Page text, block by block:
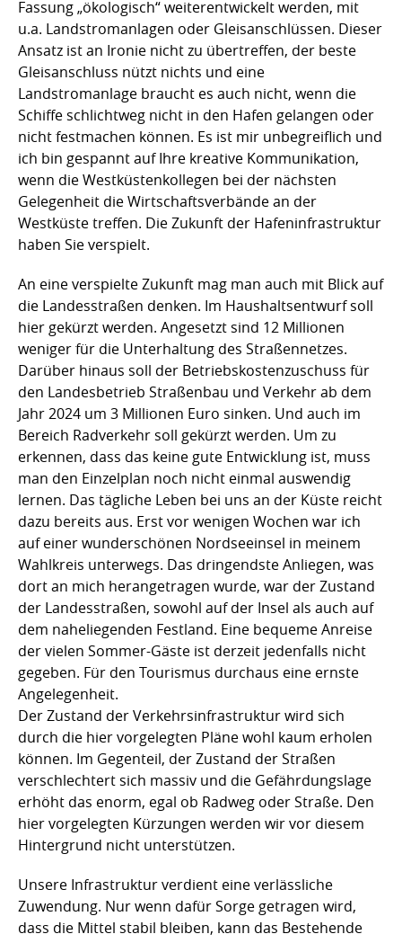
Fassung „ökologisch“ weiterentwickelt werden, mit
u.a. Landstromanlagen oder Gleisanschlüssen. Dieser
Ansatz ist an Ironie nicht zu übertreffen, der beste
Gleisanschluss nützt nichts und eine
Landstromanlage braucht es auch nicht, wenn die
Schiffe schlichtweg nicht in den Hafen gelangen oder
nicht festmachen können. Es ist mir unbegreiflich und
ich bin gespannt auf Ihre kreative Kommunikation,
wenn die Westküstenkollegen bei der nächsten
Gelegenheit die Wirtschaftsverbände an der
Westküste treffen. Die Zukunft der Hafeninfrastruktur
haben Sie verspielt.
An eine verspielte Zukunft mag man auch mit Blick auf
die Landesstraßen denken. Im Haushaltsentwurf soll
hier gekürzt werden. Angesetzt sind 12 Millionen
weniger für die Unterhaltung des Straßennetzes.
Darüber hinaus soll der Betriebskostenzuschuss für
den Landesbetrieb Straßenbau und Verkehr ab dem
Jahr 2024 um 3 Millionen Euro sinken. Und auch im
Bereich Radverkehr soll gekürzt werden. Um zu
erkennen, dass das keine gute Entwicklung ist, muss
man den Einzelplan noch nicht einmal auswendig
lernen. Das tägliche Leben bei uns an der Küste reicht
dazu bereits aus. Erst vor wenigen Wochen war ich
auf einer wunderschönen Nordseeinsel in meinem
Wahlkreis unterwegs. Das dringendste Anliegen, was
dort an mich herangetragen wurde, war der Zustand
der Landesstraßen, sowohl auf der Insel als auch auf
dem naheliegenden Festland. Eine bequeme Anreise
der vielen Sommer-Gäste ist derzeit jedenfalls nicht
gegeben. Für den Tourismus durchaus eine ernste
Angelegenheit.
Der Zustand der Verkehrsinfrastruktur wird sich
durch die hier vorgelegten Pläne wohl kaum erholen
können. Im Gegenteil, der Zustand der Straßen
verschlechtert sich massiv und die Gefährdungslage
erhöht das enorm, egal ob Radweg oder Straße. Den
hier vorgelegten Kürzungen werden wir vor diesem
Hintergrund nicht unterstützen.
Unsere Infrastruktur verdient eine verlässliche
Zuwendung. Nur wenn dafür Sorge getragen wird,
dass die Mittel stabil bleiben, kann das Bestehende